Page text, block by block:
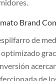
Brand
de
de